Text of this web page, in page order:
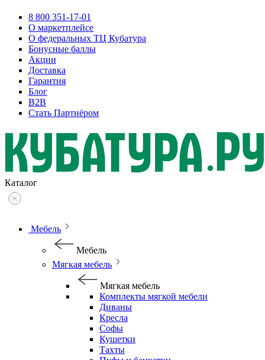
8 800 351-17-01
О маркетплейсе
О федеральных ТЦ Кубатура
Бонусные баллы
Акции
Доставка
Гарантия
Блог
B2B
Стать Партнёром
Каталог
Мебель
Мебель
Мягкая мебель
Мягкая мебель
Комплекты мягкой мебели
Диваны
Кресла
Софы
Кушетки
Тахты